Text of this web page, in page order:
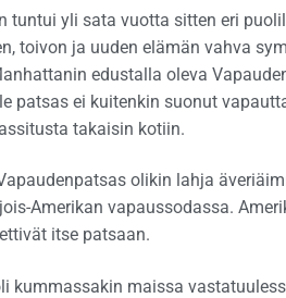
tuntui yli sata vuotta sitten eri
toivon ja uuden elämän vahva
edustalla oleva
patsas ei kuitenkin suonut
takaisin kotiin.
olikin lahja
Amerikan vapaussodassa.
itse patsaan.
maissa